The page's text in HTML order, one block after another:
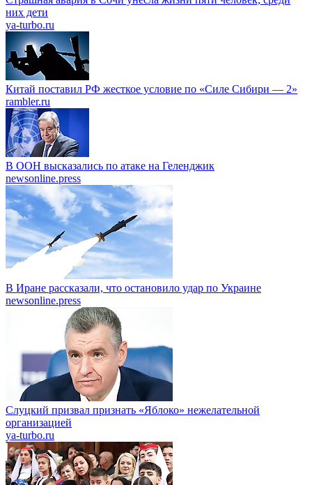
них дети
ya-turbo.ru
Китай поставил РФ жесткое условие по «Силе Сибири — 2»
rambler.ru
В ООН высказались по атаке на Геленджик
newsonline.press
В Иране рассказали, что остановило удар по Украине
newsonline.press
Слуцкий призвал признать «Яблоко» нежелательной
организацией
ya-turbo.ru